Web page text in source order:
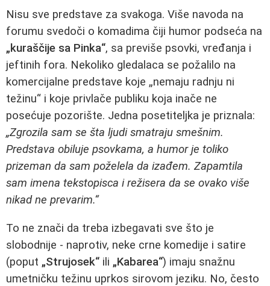
Nisu sve predstave za svakoga. Više navoda na
forumu svedoči o komadima čiji humor podseća na
„kuraščije sa Pinka“, sa previše psovki, vređanja i
jeftinih fora. Nekoliko gledalaca se požalilo na
komercijalne predstave koje „nemaju radnju ni
težinu“ i koje privlače publiku koja inače ne
posećuje pozorište. Jedna posetiteljka je priznala:
„Zgrozila sam se šta ljudi smatraju smešnim.
Predstava obiluje psovkama, a humor je toliko
prizeman da sam poželela da izađem. Zapamtila
sam imena tekstopisca i režisera da se ovako više
nikad ne prevarim.“
To ne znači da treba izbegavati sve što je
slobodnije - naprotiv, neke crne komedije i satire
(poput „Strujosek“ ili „Kabarea“) imaju snažnu
umetničku težinu uprkos sirovom jeziku. No, često